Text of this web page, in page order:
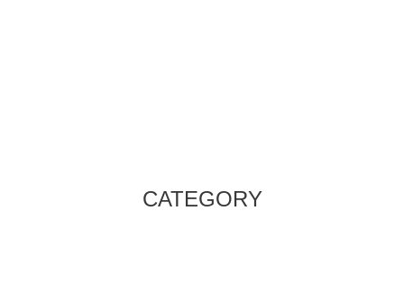
CATEGORY